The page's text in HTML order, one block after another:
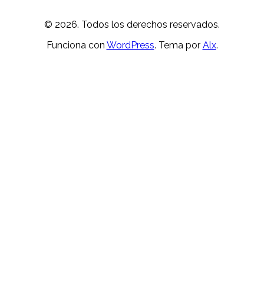
© 2026. Todos los derechos reservados.
Funciona con WordPress. Tema por Alx.